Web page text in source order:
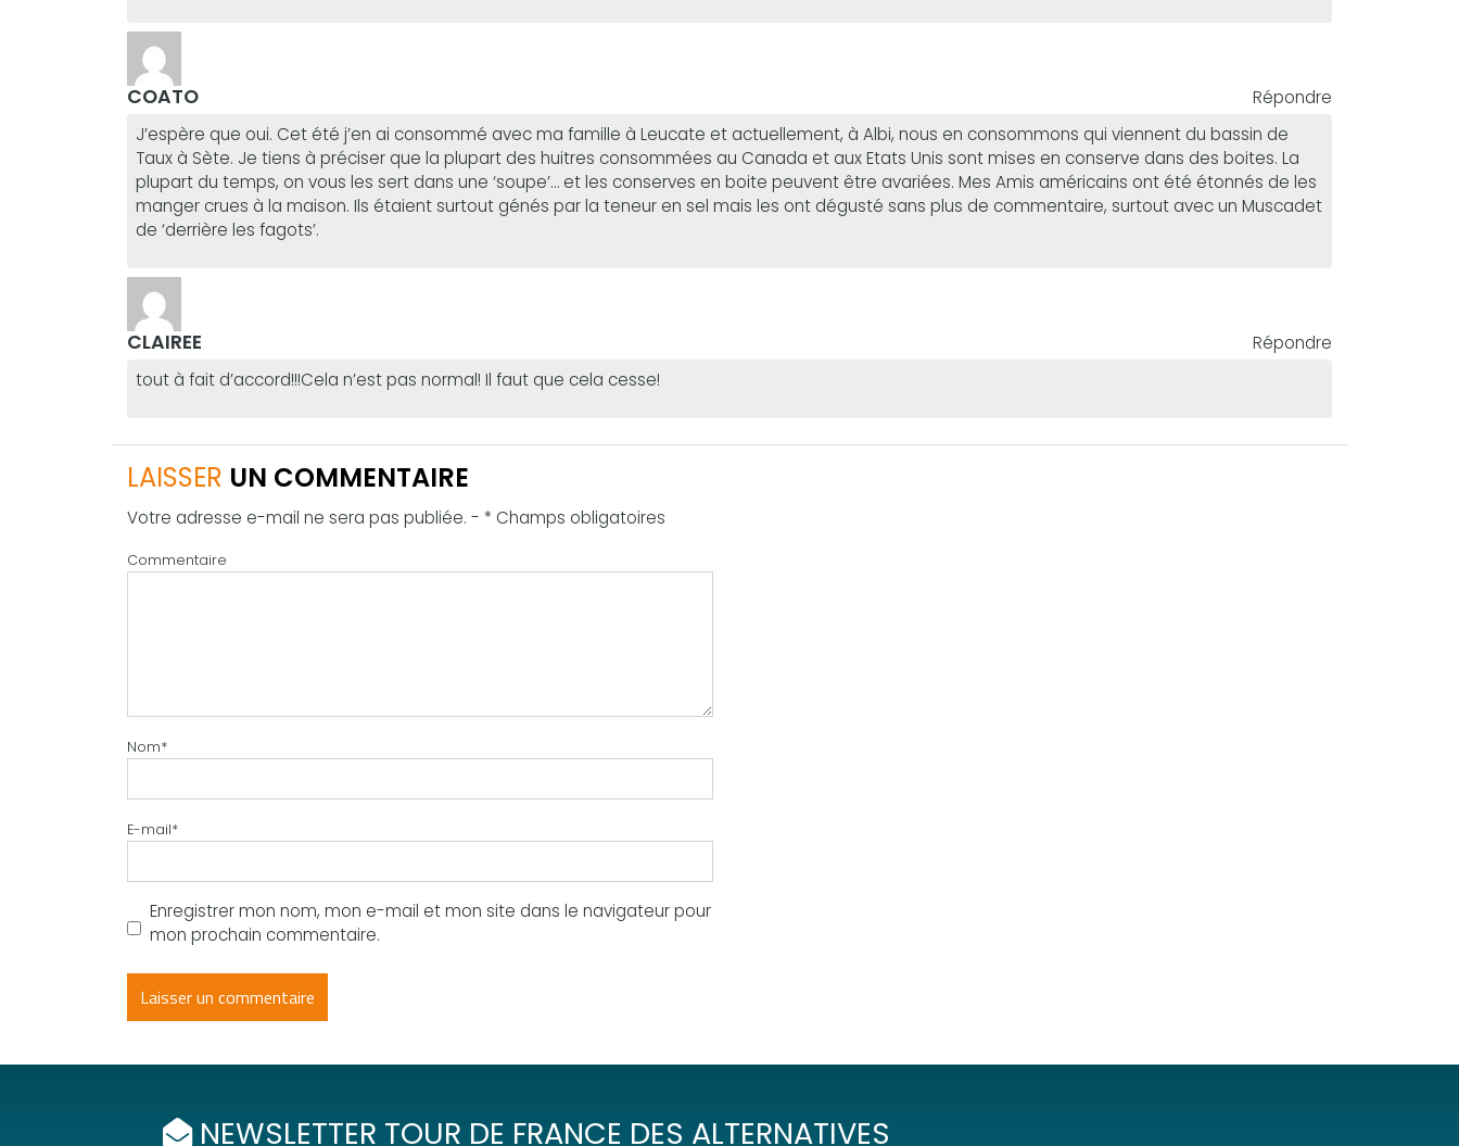
COATO
Répondre
J’espère que oui. Cet été j’en ai consommé avec ma famille à Leucate et actuellement, à Albi, nous en consommons qui viennent du bassin de
Taux à Sète. Je tiens à préciser que la plupart des huitres consommées au Canada et aux Etats Unis sont mises en conserve dans des boites. La
plupart du temps, on vous les sert dans une ‘soupe’… et les conserves en boite peuvent être avariées. Mes Amis américains ont été étonnés de les
manger crues à la maison. Ils étaient surtout génés par la teneur en sel mais les ont dégusté sans plus de commentaire, surtout avec un Muscadet
de ‘derrière les fagots’.
CLAIREE
Répondre
tout à fait d’accord!!!Cela n’est pas normal! Il faut que cela cesse!
LAISSER UN COMMENTAIRE
Votre adresse e-mail ne sera pas publiée. - * Champs obligatoires
Commentaire
Nom*
E-mail*
Enregistrer mon nom, mon e-mail et mon site dans le navigateur pour
mon prochain commentaire.
NEWSLETTER TOUR DE FRANCE DES ALTERNATIVES